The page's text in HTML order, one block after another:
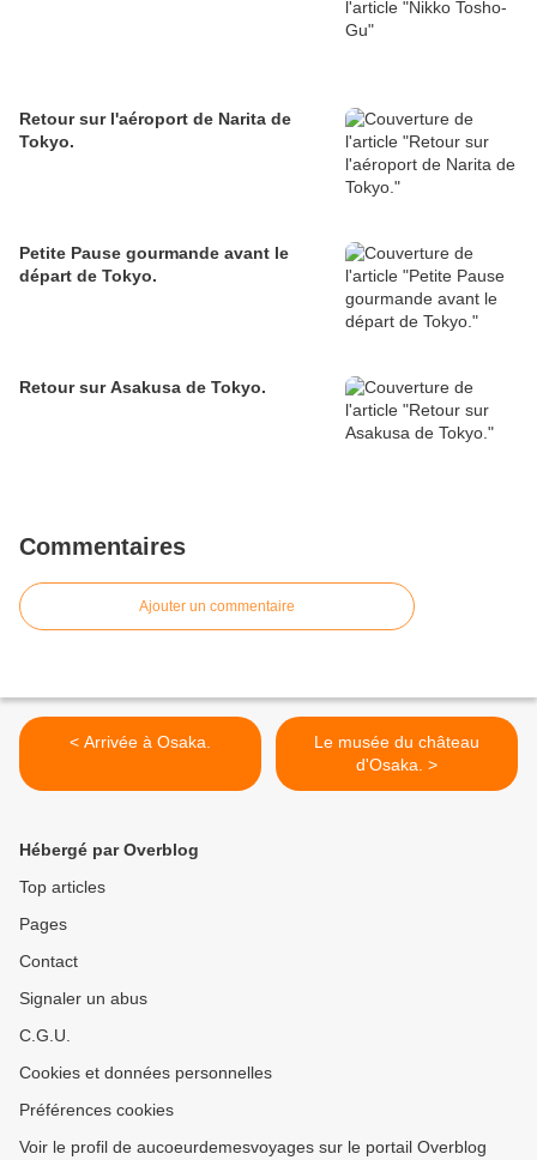
Retour sur l'aéroport de Narita de
Tokyo.
Petite Pause gourmande avant le
départ de Tokyo.
Retour sur Asakusa de Tokyo.
Commentaires
Ajouter un commentaire
< Arrivée à Osaka.
Le musée du château
d'Osaka. >
Hébergé par Overblog
Top articles
Pages
Contact
Signaler un abus
C.G.U.
Cookies et données personnelles
Préférences cookies
Voir le profil de aucoeurdemesvoyages sur le portail Overblog